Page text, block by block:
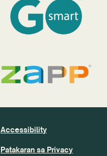
Accessibility
Patakaran sa Privacy